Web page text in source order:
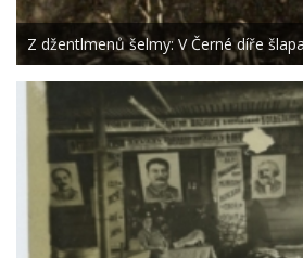
Z džentlmenů šelmy: V Černé díře